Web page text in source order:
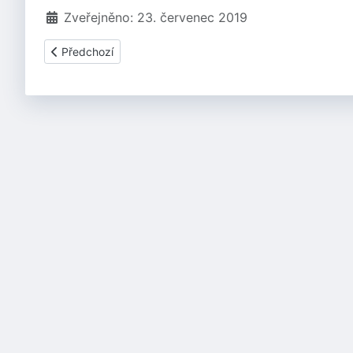
Zveřejněno: 23. červenec 2019
Předchozí článek: Krása ukrytá v bronzu
Předchozí